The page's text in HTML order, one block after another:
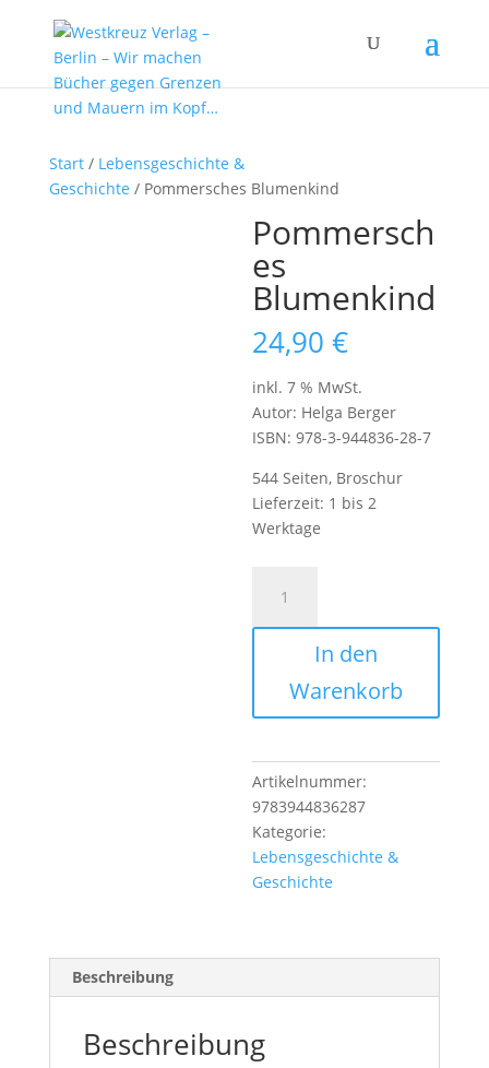
Start/ Lebensgeschichte &
Geschichte / Pommersches Blumenkind
Pommersch
es
Blumenkind
24,90€
inkl. 7 % MwSt.
Autor: Helga Berger
ISBN: 978-3-944836-28-7
544 Seiten, Broschur
Lieferzeit: 1 bis 2
Werktage
Blumenkind
Menge
In den
Warenkorb
Artikelnummer:
9783944836287
Kategorie:
Lebensgeschichte &
Geschichte
Beschreibung
Beschreibung